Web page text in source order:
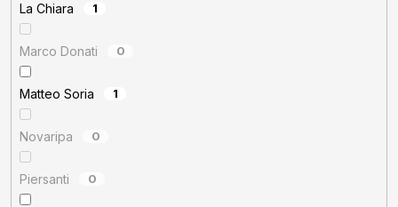
La Chiara 1
Marco Donati 0
Matteo Soria 1
Novaripa 0
Piersanti 0